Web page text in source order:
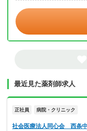
最近見た薬剤師求人
正社員 病院・クリニック
社会医療法人同心会 西条